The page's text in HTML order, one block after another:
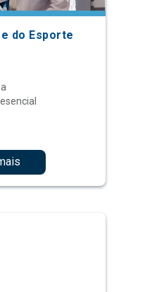
do Esporte